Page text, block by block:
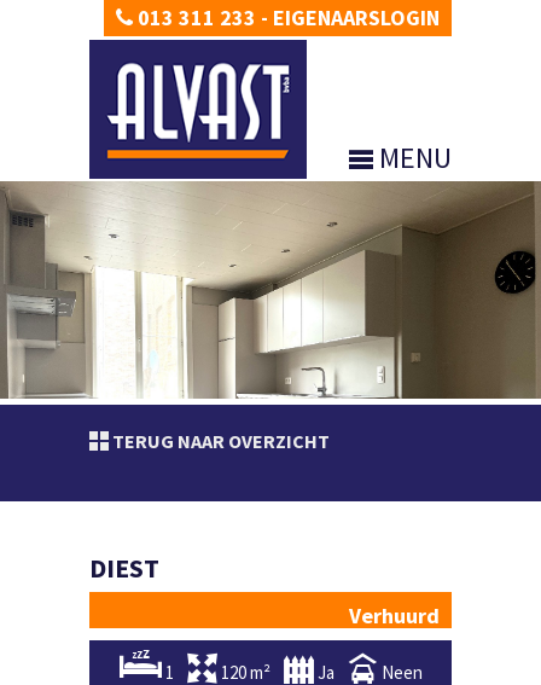
013 311 233 - EIGENAARSLOGIN
MENU
TERUG NAAR OVERZICHT
DIEST
Verhuurd
1 120 m² Ja Neen